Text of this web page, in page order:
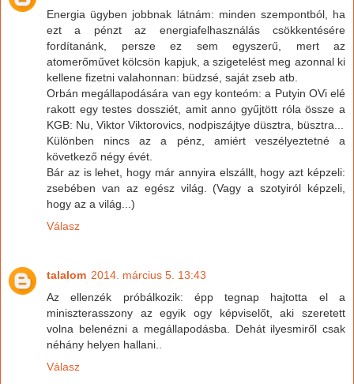
Energia ügyben jobbnak látnám: minden szempontból, ha
ezt a pénzt az energiafelhasználás csökkentésére
fordítanánk, persze ez sem egyszerű, mert az
atomerőművet kölcsön kapjuk, a szigetelést meg azonnal ki
kellene fizetni valahonnan: büdzsé, saját zseb atb.
Orbán megállapodására van egy konteóm: a Putyin OVi elé
rakott egy testes dossziét, amit anno gyűjtött róla össze a
KGB: Nu, Viktor Viktorovics, nodpiszájtye düsztra, büsztra...
Különben nincs az a pénz, amiért veszélyeztetné a
következő négy évét.
Bár az is lehet, hogy már annyira elszállt, hogy azt képzeli:
zsebében van az egész világ. (Vagy a szotyiról képzeli,
hogy az a világ...)
Válasz
talalom 2014. március 5. 13:43
Az ellenzék próbálkozik: épp tegnap hajtotta el a
miniszterasszony az egyik ogy képviselőt, aki szeretett
volna belenézni a megállapodásba. Dehát ilyesmiről csak
néhány helyen hallani..
Válasz